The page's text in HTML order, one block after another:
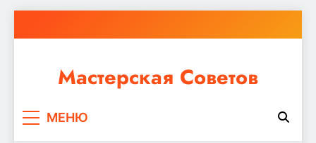
к
Мастерская Советов
ремонт или крупное строительство, в Мастерской
МЕНЮ